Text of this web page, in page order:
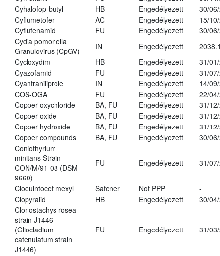
Cyhalofop-butyl
HB Engedélyezett
30/
Cyflumetofen
AC Engedélyezett
15/
Cyflufenamid
FU Engedélyezett
30/
Cydia pomonella
Granulovirus (CpGV)
IN Engedélyezett
Cycloxydim
HB Engedélyezett
31/
Cyazofamid
FU Engedélyezett
31/
Cyantraniliprole
IN Engedélyezett
14/
COS-OGA
FU Engedélyezett
22/
Copper oxychloride
BA, FU Engedélyezett
31/
Copper oxide
BA, FU Engedélyezett
31/
Copper hydroxide
BA, FU Engedélyezett
31/
Copper compounds
BA, FU Engedélyezett
30/
Coniothyrium
minitans Strain
CON/M/91-08 (DSM
9660)
FU Engedélyezett 31/
Cloquintocet mexyl Safener Not PPP
-
Clopyralid
HB Engedélyezett
30/
Clonostachys rosea
strain J1446
(Gliocladium
catenulatum strain
J1446)
FU Engedélyezett 31/